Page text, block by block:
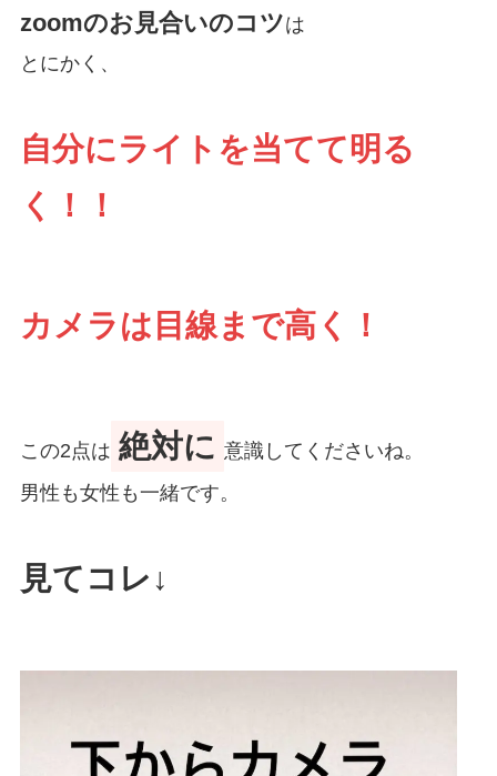
zoomのお見合いのコツは
とにかく、
自分にライトを当てて明る
く！！
カメラは目線まで高く！
この2点は 絶対に 意識してくださいね。
男性も女性も一緒です。
見てコレ↓